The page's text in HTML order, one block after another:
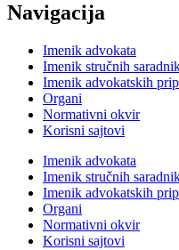
Navigacija
Imenik advokata
Imenik stručnih
Imenik advokatskih
Organi
Normativni okvir
Korisni sajtovi
Imenik advokata
Imenik stručnih
Imenik advokatskih
Organi
Normativni okvir
Korisni sajtovi